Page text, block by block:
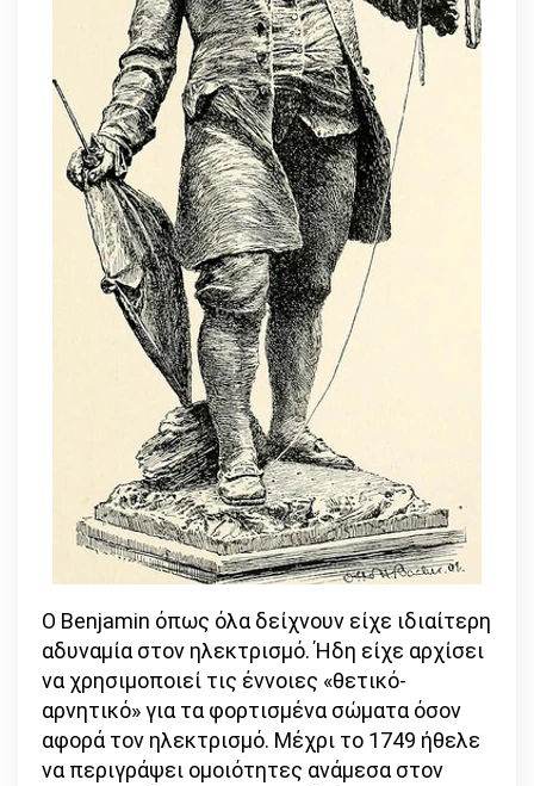
Ο Benjamin όπως όλα δείχνουν είχε ιδιαίτερη
αδυναμία στον ηλεκτρισμό. Ήδη είχε αρχίσει
να χρησιμοποιεί τις έννοιες «θετικό-
αρνητικό» για τα φορτισμένα σώματα όσον
αφορά τον ηλεκτρισμό. Μέχρι το 1749 ήθελε
να περιγράψει ομοιότητες ανάμεσα στον